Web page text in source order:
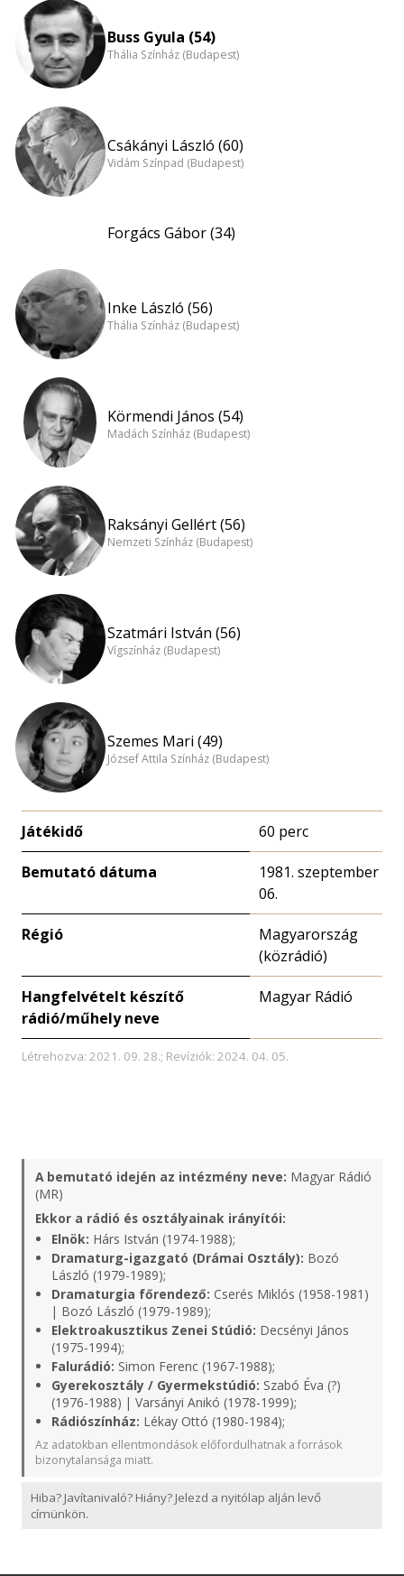
Buss Gyula (54)
Thália Színház (Budapest)
Csákányi László (60)
Vidám Színpad (Budapest)
Forgács Gábor (34)
Inke László (56)
Thália Színház (Budapest)
Körmendi János (54)
Madách Színház (Budapest)
Raksányi Gellért (56)
Nemzeti Színház (Budapest)
Szatmári István (56)
Vígszínház (Budapest)
Szemes Mari (49)
József Attila Színház (Budapest)
Játékidő 60 perc
Bemutató dátuma
1981. szeptember
06.
Régió
Magyarország
(közrádió)
Hangfelvételt készítő
rádió/műhely neve
Magyar Rádió
Létrehozva: 2021. 09. 28.; Revíziók: 2024. 04. 05.
A bemutató idején az intézmény neve: Magyar Rádió
(MR)
Ekkor a rádió és osztályainak irányítói:
Elnök: Hárs István (1974-1988);
Dramaturg-igazgató (Drámai Osztály): Bozó
László (1979-1989);
Dramaturgia főrendező: Cserés Miklós (1958-1981)
| Bozó László (1979-1989);
Elektroakusztikus Zenei Stúdió: Decsényi János
(1975-1994);
Falurádió: Simon Ferenc (1967-1988);
Gyerekosztály / Gyermekstúdió: Szabó Éva (?)
(1976-1988) | Varsányi Anikó (1978-1999);
Rádiószínház: Lékay Ottó (1980-1984);
Az adatokban ellentmondások előfordulhatnak a források
bizonytalansága miatt.
Hiba? Javítanivaló? Hiány? Jelezd a nyitólap alján levő
címünkön.